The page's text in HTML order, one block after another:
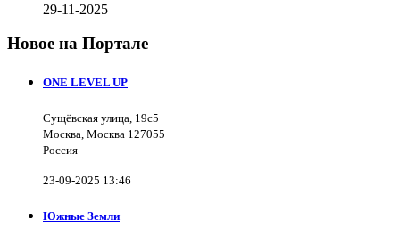
29-11-2025
Новое на Портале
ONE LEVEL UP
Сущёвская улица, 19с5
Москва, Москва 127055
Россия
23-09-2025 13:46
Южные Земли